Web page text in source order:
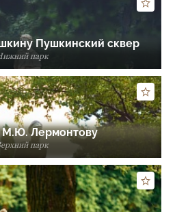
Пушкинский сквер
парк
М.Ю. Лермонтову
парк